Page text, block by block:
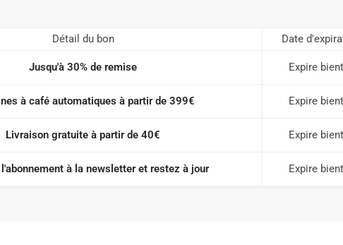
Détail du bon Date
Jusqu'à 30% de remise Expire
à café automatiques à partir de 399€ Expire
Livraison gratuite à partir de 40€ Expire
l'abonnement à la newsletter et restez à jour Expire